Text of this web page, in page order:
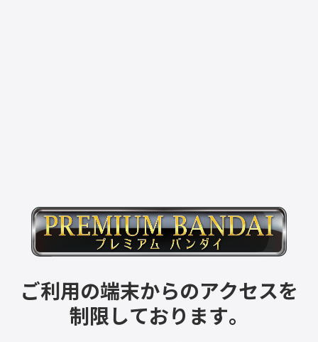
ご利用の端末からのアクセスを
制限しております。